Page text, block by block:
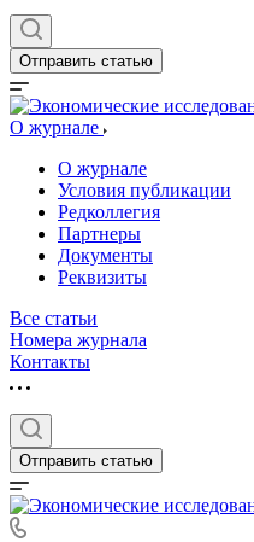
Отправить статью
О журнале
О журнале
Условия публикации
Редколлегия
Партнеры
Документы
Реквизиты
Все статьи
Номера журнала
Контакты
Отправить статью